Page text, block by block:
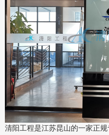
清阳工程是江苏昆山的一家正